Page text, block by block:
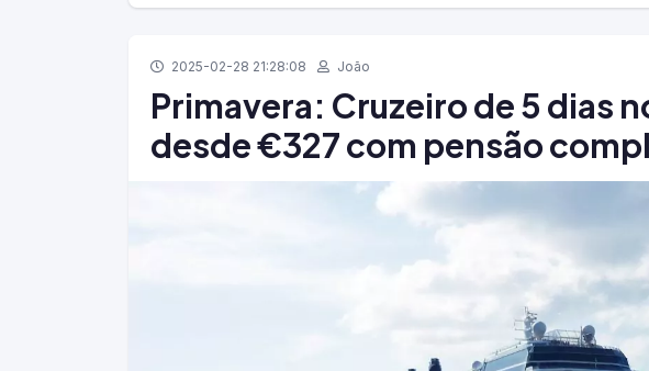
2025-02-28 21:28:08 João
Primavera: Cruzeiro de 5 dias
desde €327 com pensão